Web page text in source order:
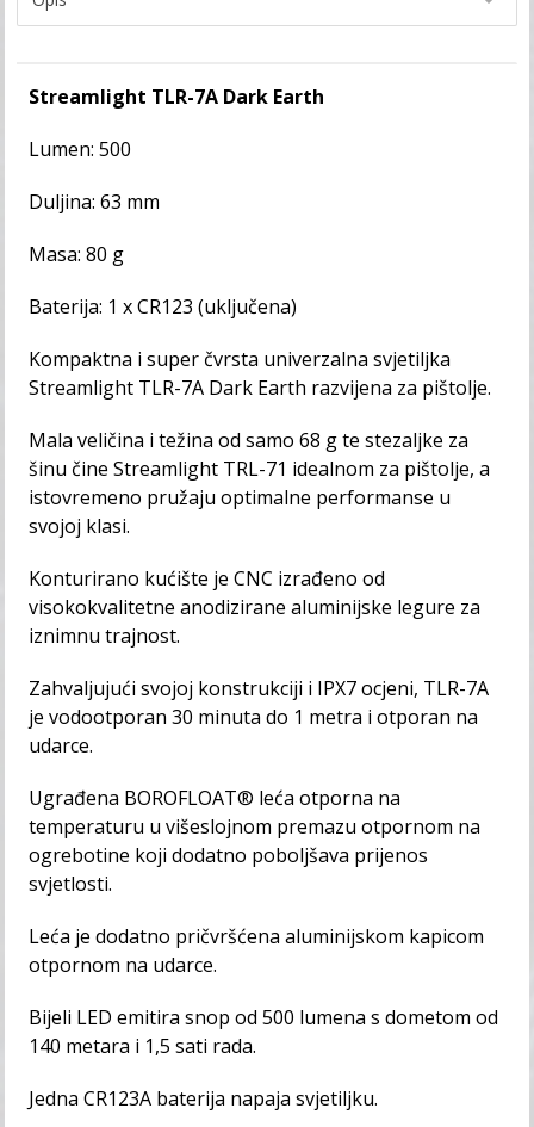
Streamlight TLR-7A Dark Earth
Lumen: 500
Duljina: 63 mm
Masa: 80 g
Baterija: 1 x CR123 (uključena)
Kompaktna i super čvrsta univerzalna svjetiljka
Streamlight TLR-7A Dark Earth razvijena za pištolje.
Mala veličina i težina od samo 68 g te stezaljke za
šinu čine Streamlight TRL-71 idealnom za pištolje, a
istovremeno pružaju optimalne performanse u
svojoj klasi.
Konturirano kućište je CNC izrađeno od
visokokvalitetne anodizirane aluminijske legure za
iznimnu trajnost.
Zahvaljujući svojoj konstrukciji i IPX7 ocjeni, TLR-7A
je vodootporan 30 minuta do 1 metra i otporan na
udarce.
Ugrađena BOROFLOAT® leća otporna na
temperaturu u višeslojnom premazu otpornom na
ogrebotine koji dodatno poboljšava prijenos
svjetlosti.
Leća je dodatno pričvršćena aluminijskom kapicom
otpornom na udarce.
Bijeli LED emitira snop od 500 lumena s dometom od
140 metara i 1,5 sati rada.
Jedna CR123A baterija napaja svjetiljku.